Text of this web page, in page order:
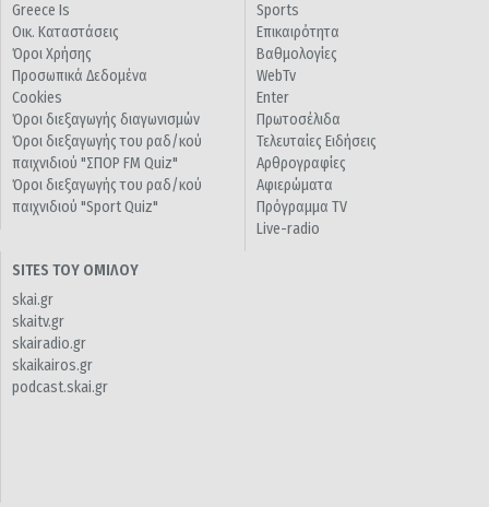
Greece Is
Οικ. Καταστάσεις
Όροι Χρήσης
Προσωπικά Δεδομένα
Cookies
Όροι διεξαγωγής διαγωνισμών
Όροι διεξαγωγής του ραδ/κού
παιχνιδιού "ΣΠΟΡ FM Quiz"
Όροι διεξαγωγής του ραδ/κού
παιχνιδιού "Sport Quiz"
Sports
Επικαιρότητα
Βαθμολογίες
WebTv
Enter
Πρωτοσέλιδα
Τελευταίες Ειδήσεις
Αρθρογραφίες
Αφιερώματα
Πρόγραμμα TV
Live-radio
SITES ΤΟΥ ΟΜΙΛΟΥ
skai.gr
skaitv.gr
skairadio.gr
skaikairos.gr
podcast.skai.gr